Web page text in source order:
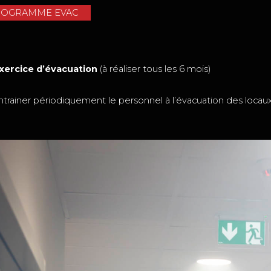
EVAC
d’évacuation (à réaliser tous les 6 mois)
périodiquement le personnel à l’évacuation des